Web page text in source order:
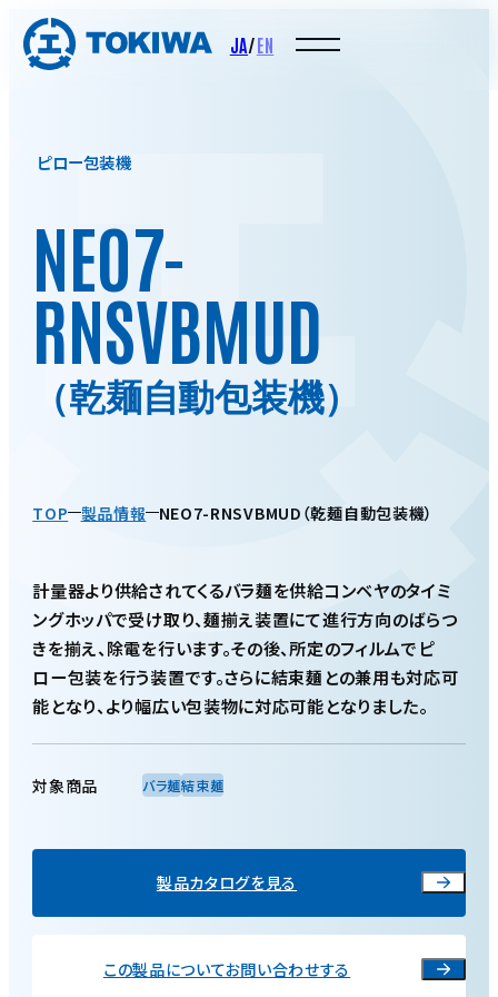
JA/EN
ピロー包装機
NEO7-
RNSVBMUD
（乾麺自動包装機）
TOP 製品情報 NEO7-RNSVBMUD（乾麺自動包装機）
計量器より供給されてくるバラ麺を供給コンベヤのタイミ
ングホッパで受け取り、麺揃え装置にて進行方向のばらつ
きを揃え、除電を行います。その後、所定のフィルムでピ
ロー包装を行う装置です。さらに結束麺との兼用も対応可
能となり、より幅広い包装物に対応可能となりました。
対象商品 バラ麺結束麺
製品カタログを見る
この製品についてお問い合わせする